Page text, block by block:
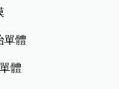
單體
體